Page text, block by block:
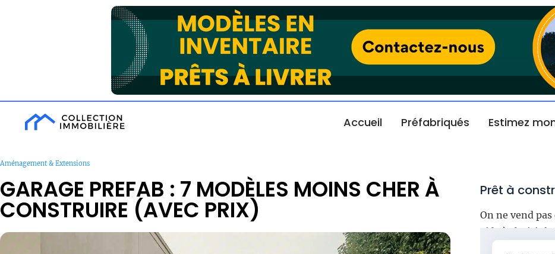
Accueil Préfabriqués Estimez
Aménagement & Extensions
GARAGE PREFAB : 7 MODÈLES MOINS CHER À
CONSTRUIRE (AVEC PRIX)
Prêt à
On ne vend
aide à choisir